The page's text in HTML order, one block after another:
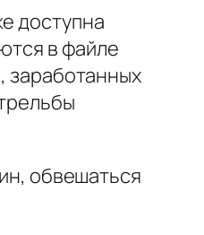
доступна
в файле
заработанных
обвешаться